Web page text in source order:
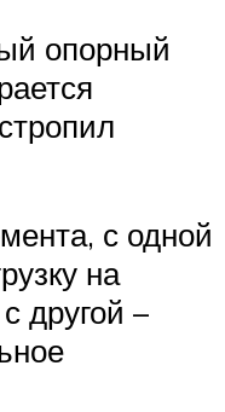
опорный
с одной
на
другой –